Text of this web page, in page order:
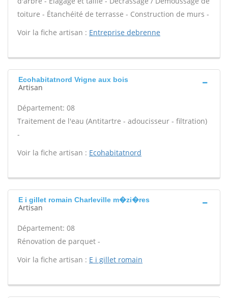
toiture - Étanchéité de terrasse - Construction de murs -
Voir la fiche artisan : Entreprise debrenne
Ecohabitatnord Vrigne aux bois
Artisan
Département: 08
Traitement de l'eau (Antitartre - adoucisseur - filtration)
-
Voir la fiche artisan : Ecohabitatnord
E i gillet romain Charleville m�zi�res
Artisan
Département: 08
Rénovation de parquet -
Voir la fiche artisan : E i gillet romain